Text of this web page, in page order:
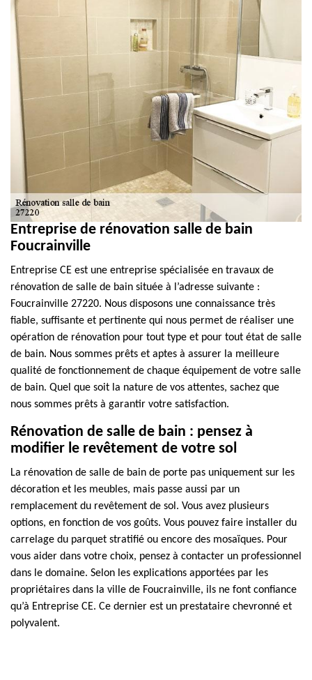
Entreprise de rénovation salle de bain
Foucrainville
Entreprise CE est une entreprise spécialisée en travaux de
rénovation de salle de bain située à l’adresse suivante :
Foucrainville 27220. Nous disposons une connaissance très
fiable, suffisante et pertinente qui nous permet de réaliser une
opération de rénovation pour tout type et pour tout état de salle
de bain. Nous sommes prêts et aptes à assurer la meilleure
qualité de fonctionnement de chaque équipement de votre salle
de bain. Quel que soit la nature de vos attentes, sachez que
nous sommes prêts à garantir votre satisfaction.
Rénovation de salle de bain : pensez à
modifier le revêtement de votre sol
La rénovation de salle de bain de porte pas uniquement sur les
décoration et les meubles, mais passe aussi par un
remplacement du revêtement de sol. Vous avez plusieurs
options, en fonction de vos goûts. Vous pouvez faire installer du
carrelage du parquet stratifié ou encore des mosaïques. Pour
vous aider dans votre choix, pensez à contacter un professionnel
dans le domaine. Selon les explications apportées par les
propriétaires dans la ville de Foucrainville, ils ne font confiance
qu’à Entreprise CE. Ce dernier est un prestataire chevronné et
polyvalent.